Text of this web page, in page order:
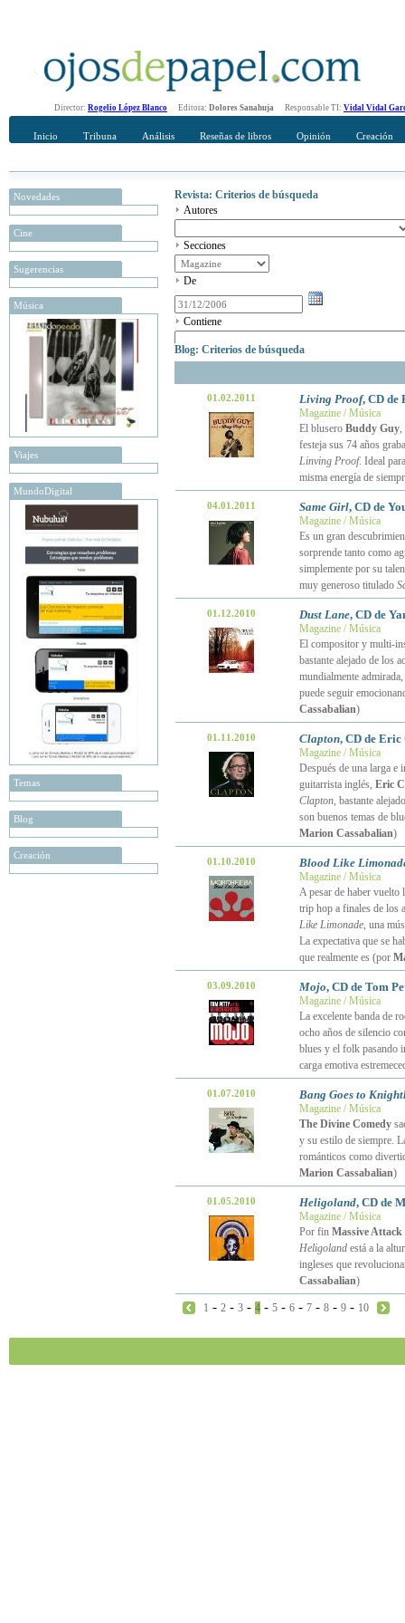
Director: Rogelio López Blanco Editora: Dolores Sanahuja Responsable TI: Vidal Vidal
Inicio Tribuna Análisis Reseñas de libros Opinión Creación
Novedades
Cine
Sugerencias
Música
Viajes
MundoDigital
Temas
Blog
Creación
Revista: Criterios de búsqueda
Autores
Secciones
De
Contiene
Blog: Criterios de búsqueda
01.02.2011 Living Proof, CD de
Magazine / Música
El blusero Buddy Guy,
festeja sus 74 años
Linving Proof. Ideal
misma energía de
04.01.2011 Same Girl, CD de
Magazine / Música
Es un gran
sorprende tanto como
simplemente por su
muy generoso titulado
01.12.2010 Dust Lane, CD de
Magazine / Música
El compositor y multi-
bastante alejado de los
mundialmente admirada,
puede seguir
Cassabalian)
01.11.2010 Clapton, CD de Eric
Magazine / Música
Después de una larga e
guitarrista inglés, Eric
Clapton, bastante
son buenos temas de
Marion Cassabalian)
01.10.2010 Blood Like
Magazine / Música
A pesar de haber vuelto
trip hop a finales de los
Like Limonade, una
La expectativa que se
que realmente es (por
03.09.2010 Mojo, CD de Tom
Magazine / Música
La excelente banda de
ocho años de silencio
blues y el folk pasando
carga emotiva
01.07.2010 Bang Goes to
Magazine / Música
The Divine Comedy
y su estilo de siempre.
románticos como
Marion Cassabalian)
01.05.2010 Heligoland, CD de
Magazine / Música
Por fin Massive Attack
Heligolandestá a la
ingleses que
Cassabalian)
1 - 2 - 3 - 4 - 5 - 6 - 7 - 8 - 9 - 10